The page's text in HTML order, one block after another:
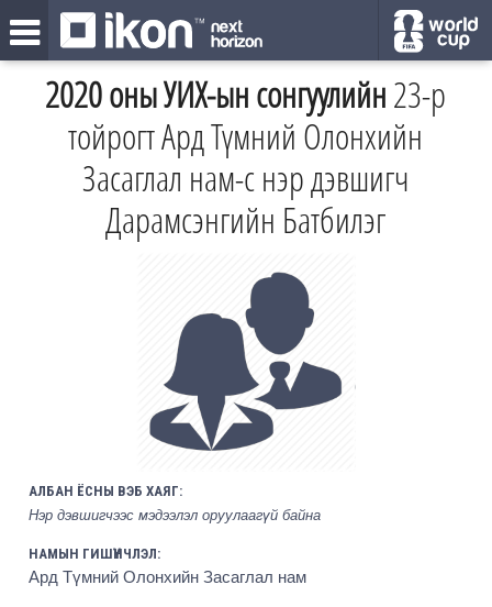
2020 оны УИХ-ын сонгуулийн23-р
тойрогт Ард Түмний Олонхийн
Засаглал нам-с нэр дэвшигч
Дарамсэнгийн Батбилэг
АЛБАН ЁСНЫ ВЭБ ХАЯГ:
Нэр дэвшигчээс мэдээлэл оруулаагүй байна
НАМЫН ГИШҮҮНЧЛЭЛ:
Ард Түмний Олонхийн Засаглал нам